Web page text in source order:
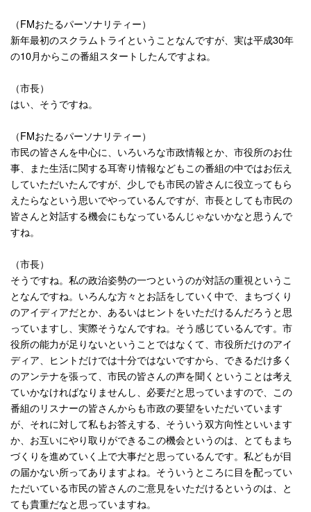
（FMおたるパーソナリティー）
新年最初のスクラムトライということなんですが、実は平成30年
の10月からこの番組スタートしたんですよね。
（市長）
はい、そうですね。
（FMおたるパーソナリティー）
市民の皆さんを中心に、いろいろな市政情報とか、市役所のお仕
事、また生活に関する耳寄り情報などもこの番組の中ではお伝え
していただいたんですが、少しでも市民の皆さんに役立ってもら
えたらなという思いでやっているんですが、市長としても市民の
皆さんと対話する機会にもなっているんじゃないかなと思うんで
すね。
（市長）
そうですね。私の政治姿勢の一つというのが対話の重視というこ
となんですね。いろんな方々とお話をしていく中で、まちづくり
のアイディアだとか、あるいはヒントをいただけるんだろうと思
っていますし、実際そうなんですね。そう感じているんです。市
役所の能力が足りないということではなくて、市役所だけのアイ
ディア、ヒントだけでは十分ではないですから、できるだけ多く
のアンテナを張って、市民の皆さんの声を聞くということは考え
ていかなければなりませんし、必要だと思っていますので、この
番組のリスナーの皆さんからも市政の要望をいただいています
が、それに対して私もお答えする、そういう双方向性といいます
か、お互いにやり取りができるこの機会というのは、とてもまち
づくりを進めていく上で大事だと思っているんです。私どもが目
の届かない所ってありますよね。そういうところに目を配ってい
ただいている市民の皆さんのご意見をいただけるというのは、と
ても貴重だなと思っていますね。